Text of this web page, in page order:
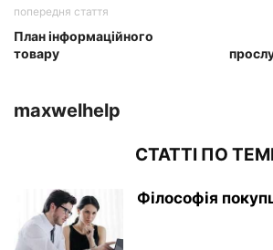
попередня стаття
План інформаційного
товару
maxwelhelp
СТАТТІ ПО
Філософія